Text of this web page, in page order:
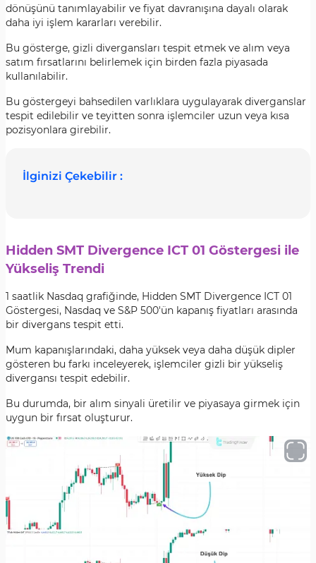
dönüşünü tanımlayabilir ve fiyat davranışına dayalı olarak
daha iyi işlem kararları verebilir.
Bu gösterge, gizli divergansları tespit etmek ve alım veya
satım fırsatlarını belirlemek için birden fazla piyasada
kullanılabilir.
Bu göstergeyi bahsedilen varlıklara uygulayarak diverganslar
tespit edilebilir ve teyitten sonra işlemciler uzun veya kısa
pozisyonlara girebilir.
İlginizi Çekebilir :
Hidden SMT Divergence ICT 01 Göstergesi ile
Yükseliş Trendi
1 saatlik Nasdaq grafiğinde, Hidden SMT Divergence ICT 01
Göstergesi, Nasdaq ve S&P 500'ün kapanış fiyatları arasında
bir divergans tespit etti.
Mum kapanışlarındaki, daha yüksek veya daha düşük dipler
gösteren bu farkı inceleyerek, işlemciler gizli bir yükseliş
divergansı tespit edebilir.
Bu durumda, bir alım sinyali üretilir ve piyasaya girmek için
uygun bir fırsat oluşturur.